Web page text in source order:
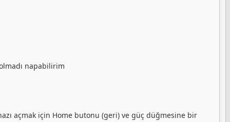
napabilirim
açmak için Home butonu (geri) ve güç düğmesine bir